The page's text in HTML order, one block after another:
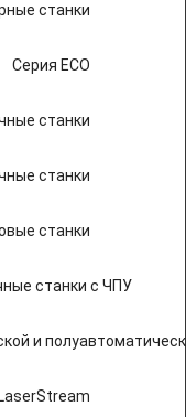
станки
Серия ECO
станки
станки
станки
станки с ЧПУ
и